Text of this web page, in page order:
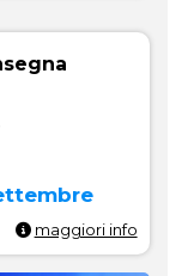
maggiori info